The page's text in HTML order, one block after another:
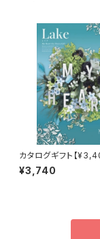
カタログギフト【
レイク
¥3,740